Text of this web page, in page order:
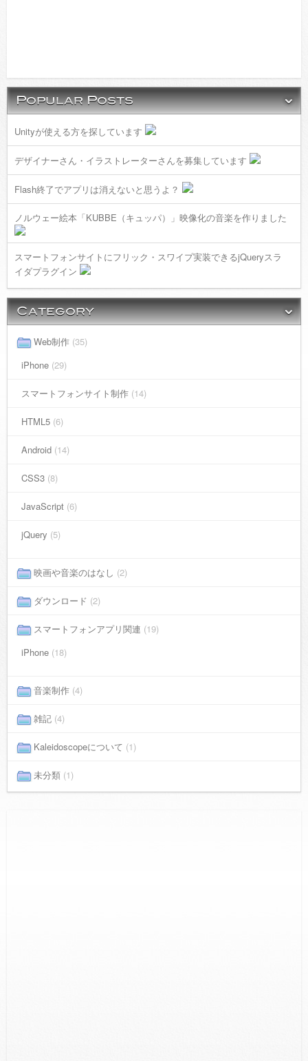
Unityが使える方を探しています
デザイナーさん・イラストレーターさんを募集しています
Flash終了でアプリは消えないと思うよ？
ノルウェー絵本「KUBBE（キュッパ）」映像化の音楽を作りました
スマートフォンサイトにフリック・スワイプ実装できるjQueryスラ
イダプラグイン
Web制作 (35)
iPhone (29)
スマートフォンサイト制作 (14)
HTML5 (6)
Android (14)
CSS3 (8)
JavaScript (6)
jQuery (5)
映画や音楽のはなし (2)
ダウンロード (2)
スマートフォンアプリ関連 (19)
iPhone (18)
音楽制作 (4)
雑記 (4)
Kaleidoscopeについて (1)
未分類 (1)